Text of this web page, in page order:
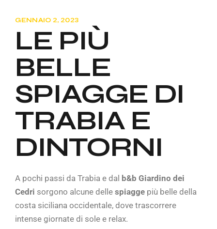
GENNAIO 2, 2023
LE PIÙ
BELLE
SPIAGGE DI
TRABIA E
DINTORNI
A pochi passi da Trabia e dal b&b Giardino dei
Cedri sorgono alcune dellespiagge più belle della
costa siciliana occidentale, dove trascorrere
intense giornate di sole e relax.